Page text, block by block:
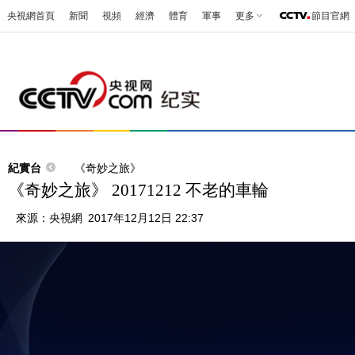
央視網首頁 新聞 視頻 經濟 體育 軍事 更多 節目官網
紀實台 《奇妙之旅》
《奇妙之旅》 20171212 不老的車輪
來源： 央視網 2017年12月12日 22:37